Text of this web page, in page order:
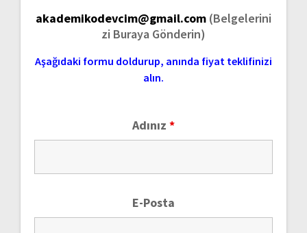
akademikodevcim@gmail.com (Belgelerini
zi Buraya Gönderin)
Aşağıdaki formu doldurup, anında fiyat teklifinizi
alın.
Adınız *
E-Posta